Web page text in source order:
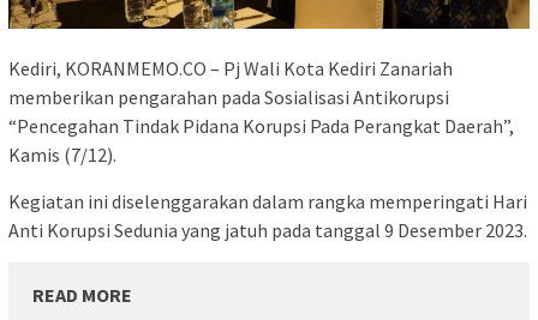
Kediri, KORANMEMO.CO – Pj Wali Kota Kediri Zanariah
memberikan pengarahan pada Sosialisasi Antikorupsi
“Pencegahan Tindak Pidana Korupsi Pada Perangkat Daerah”,
Kamis (7/12).
Kegiatan ini diselenggarakan dalam rangka memperingati Hari
Anti Korupsi Sedunia yang jatuh pada tanggal 9 Desember 2023.
READ MORE